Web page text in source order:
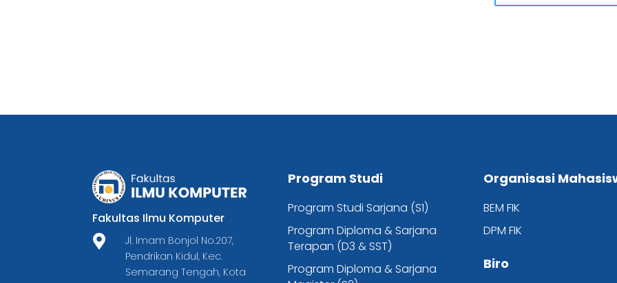
Fakultas Ilmu Komputer

Jl. Imam Bonjol No.207,
Pendrikan Kidul, Kec.
Semarang Tengah, Kota
Program Studi
Program Studi Sarjana (S1)
Program Diploma & Sarjana
Terapan (D3 & SST)
Program Diploma & Sarjana
Organisasi
BEM FIK
DPM FIK
Biro